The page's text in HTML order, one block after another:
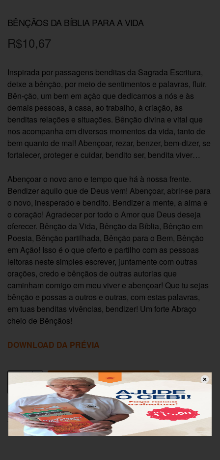
BÊNÇÃOS DA BÍBLIA PARA A VIDA
R$10,67
Inspirada por passagens benditas da Sagrada Escritura,
deixe a bênção, por meio de sentimentos e palavras, fluir.
Bên-ção, um bem em ação que dedicamos a nós e às
demais pessoas, à casa, ao trabalho, à criação, às
benditas relações e situações. Bênção divina e vital que
nos acompanha em diversos momentos da vida, tanto de
bem quanto de mal! Abençoar, rezar, benzer, bem-dizer, se
fortalecer, proteger e cuidar, bendito ser, bendita viver…
Abençoar o novo ano e tempo que há à nossa frente.
Bendizer aquilo que de Deus vem! Abençoar, abrir-se para
o novo, inesperado e bendito. Bendizer a mente, a alma e
o coração! Agradecer por todo o Amor que Deus deseja
oferecer. Bênção da Vida, Bênção da Bíblia, Bênção em
Poesia, Bênção partilhada, Bênção para o Bem, Bênção
em Ação! Isso é o que oferto e partilho com as pessoas
leitoras neste simples escrever, juntamente com outras
orações, credo e bênçãos de outras autorias que
caminham comigo em meu viver e abençoar! Que tu sejas
bênção e possas a outros e outras, com estas palavras,
em tuas benditas vivências, bendizer! Um forte Abraço
cheio de Bênçãos!
DOWNLOAD DA PRÉVIA
Adicionar ao carrinho
Categorias:Igreja,Bíblia,Lançamentos,PNV
Tags:Benção,Devoção,Mistica,Oração